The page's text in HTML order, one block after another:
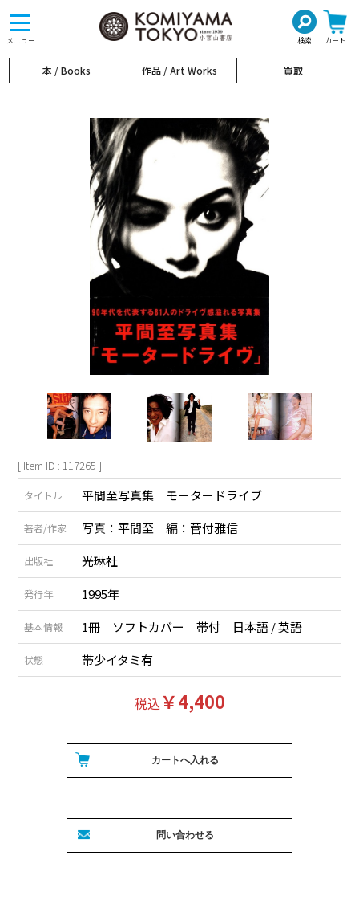
メニュー 検索 カート
toggle
navigation
本 / Books 作品 / Art Works 買取
[ Item ID : 117265 ]
タイトル 平間至写真集 モータードライブ
著者/作家 写真：平間至 編：菅付雅信
出版社 光琳社
発行年 1995年
基本情報 1冊 ソフトカバー 帯付 日本語 / 英語
状態 帯少イタミ有
税込￥4,400